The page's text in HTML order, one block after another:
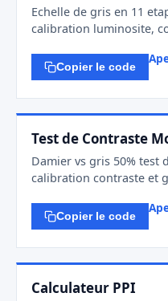
Echelle de gris en 11
calibration luminosite,
Copier le code
Test de Contraste
Damier vs gris 50% test
calibration contraste et
Copier le code
Calculateur PPI